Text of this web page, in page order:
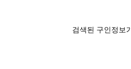
검색된 구인정보